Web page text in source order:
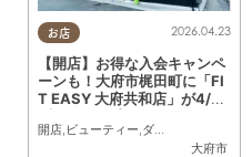
お店
大府市
2026.04.23
【開店】お得な入会キャンペ
ーンも！大府市梶田町に「FI
T EASY 大府共和店」が4/15
開店, ビューティー,ダイエット